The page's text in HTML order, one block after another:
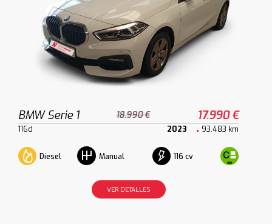
BMW Serie 1 18.990 € 17.990 €
116d 2023 93.483 km
Diesel Manual 116 cv
VER DETALLES